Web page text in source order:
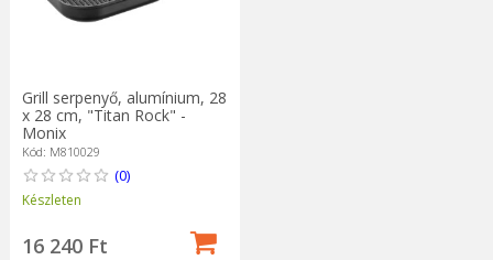
Grill serpenyő, alumínium, 28
x 28 cm, "Titan Rock" -
Monix
Kód: M810029
(0)
Készleten
16 240 Ft